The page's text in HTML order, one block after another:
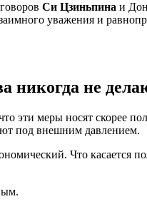
Си Цзиньпина и
уважения и
не
меры носят скорее
под внешним давлением.
Что касается